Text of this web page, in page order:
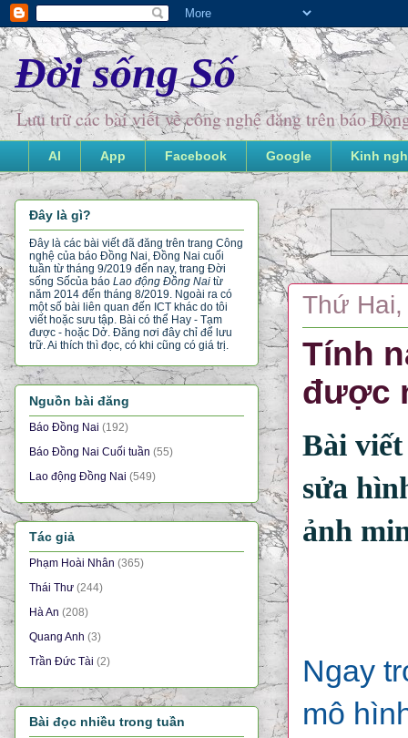
Đời sống Số
Lưu trữ các bài viết về công nghệ đăng trên báo
AI App Facebook Google Kinh
Thứ
Tính
được
Bài
sửa
ảnh
Ngay
mô
Đây là gì?
Đây là các bài viết đã đăng trên trang Công
nghệ của báo Đồng Nai, Đồng Nai cuối
tuần từ tháng 9/2019 đến nay, trang Đời
sống Sốcủa báo Lao động Đồng Nai từ
năm 2014 đến tháng 8/2019. Ngoài ra có
một số bài liên quan đến ICT khác do tôi
viết hoặc sưu tập. Bài có thể Hay - Tạm
được - hoặc Dở. Đăng nơi đây chỉ để lưu
trữ. Ai thích thì đọc, có khi cũng có giá trị.
Nguồn bài đăng
Báo Đồng Nai (192)
Báo Đồng Nai Cuối tuần (55)
Lao động Đồng Nai (549)
Tác giả
Phạm Hoài Nhân (365)
Thái Thư (244)
Hà An (208)
Quang Anh (3)
Trần Đức Tài (2)
Bài đọc nhiều trong tuần